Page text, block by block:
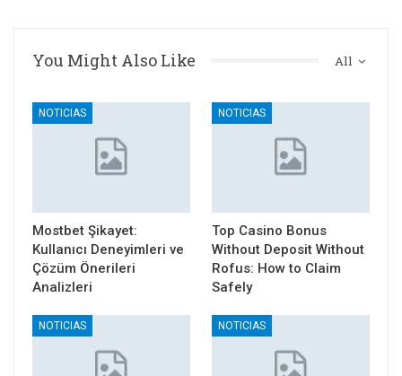
All
You Might Also Like
NOTICIAS
Mostbet Şikayet:
Kullanıcı Deneyimleri ve
Çözüm Önerileri
Analizleri
NOTICIAS
Top Casino Bonus
Without Deposit Without
Rofus: How to Claim
Safely
NOTICIAS NOTICIAS